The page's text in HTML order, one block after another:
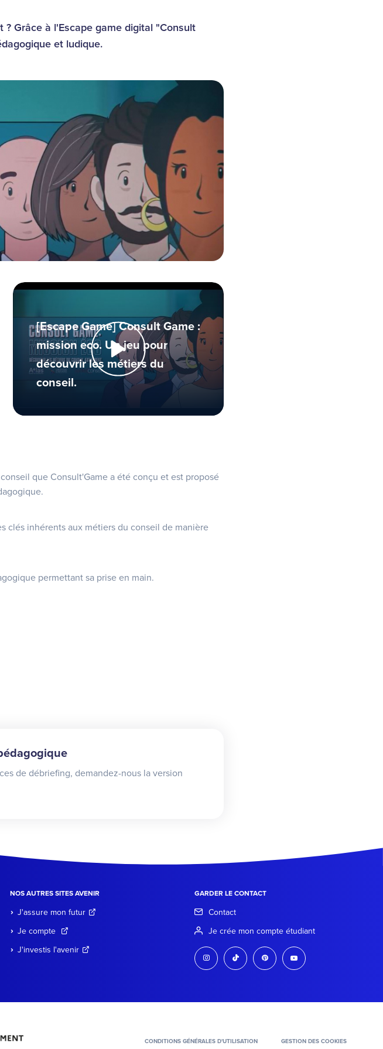
Grâce à l'Escape game digital "Consult
et ludique.
[Escape Game] Consult Game :
mission eco. Un jeu pour
découvrir les métiers du
conseil.
que Consult'Game a été conçu et est proposé
clés inhérents aux métiers du conseil de manière
permettant sa prise en main.
de débriefing, demandez-nous la version
NOS AUTRES SITES AVENIR
J'assure mon futur
Je compte
J'investis l'avenir
GARDER LE CONTACT
Contact
Je crée mon compte étudiant
instagram tiktok pinterest youtube
CONDITIONS GÉNÉRALES D'UTILISATION GESTION DES COOKIES